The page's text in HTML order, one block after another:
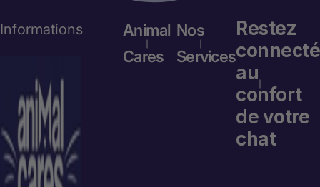
Informations
Animal
Cares
Nos
Services
Restez
connecté
au
confort
de votre
chat